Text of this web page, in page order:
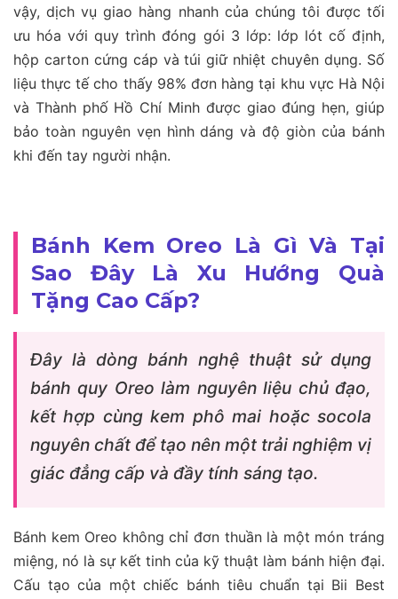
vậy, dịch vụ giao hàng nhanh của chúng tôi được tối
ưu hóa với quy trình đóng gói 3 lớp: lớp lót cố định,
hộp carton cứng cáp và túi giữ nhiệt chuyên dụng. Số
liệu thực tế cho thấy 98% đơn hàng tại khu vực Hà Nội
và Thành phố Hồ Chí Minh được giao đúng hẹn, giúp
bảo toàn nguyên vẹn hình dáng và độ giòn của bánh
khi đến tay người nhận.
Bánh Kem Oreo Là Gì Và Tại
Sao Đây Là Xu Hướng Quà
Tặng Cao Cấp?
Đây là dòng bánh nghệ thuật sử dụng
bánh quy Oreo làm nguyên liệu chủ đạo,
kết hợp cùng kem phô mai hoặc socola
nguyên chất để tạo nên một trải nghiệm vị
giác đẳng cấp và đầy tính sáng tạo.
Bánh kem Oreo không chỉ đơn thuần là một món tráng
miệng, nó là sự kết tinh của kỹ thuật làm bánh hiện đại.
Cấu tạo của một chiếc bánh tiêu chuẩn tại Bii Best